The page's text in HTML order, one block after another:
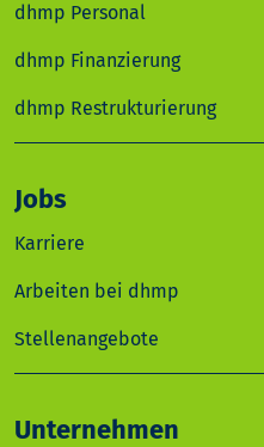
dhmp Personal
dhmp Finanzierung
dhmp Restrukturierung
Jobs
Karriere
Arbeiten bei dhmp
Stellenangebote
Unternehmen